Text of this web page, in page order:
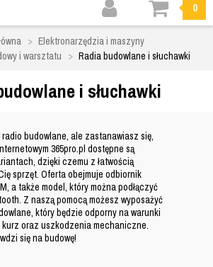
0
Elektronarzędzia i maszyny
i warsztatu
Radia budowlane i słuchawki
i słuchawki
budowlane, ale zastanawiasz się,
365pro.pl dostępne są
dzięki czemu z łatwością
sprzęt. Oferta obejmuje odbiornik
a także model, który można podłączyć
Z naszą pomocąmożesz wyposażyć
, który będzie odporny na warunki
oraz uszkodzenia mechaniczne.
się na budowę!